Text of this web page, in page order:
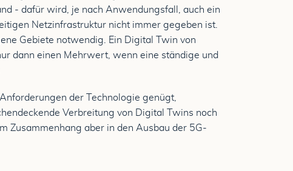
- dafür wird, je nach Anwendungsfall, auch ein
Netzinfrastruktur nicht immer gegeben ist.
Gebiete notwendig. Ein Digital Twin von
dann einen Mehrwert, wenn eine ständige und
der Technologie genügt,
Verbreitung von Digital Twins noch
Zusammenhang aber in den Ausbau der 5G-